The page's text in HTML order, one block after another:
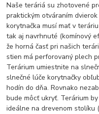
Naše teráriá su zhotovené
praktickým otváraním
korytnačka musí mať v
tak aj navrhnuté (komínový
že horná časť pri našich
stien má perforovaný plech
Terárium umiestnite na
slnečné lúče korytnačky
hodín do dňa. Rovnako
bude môcť ukryť. Terárium
ideálne na drevenom stolíku